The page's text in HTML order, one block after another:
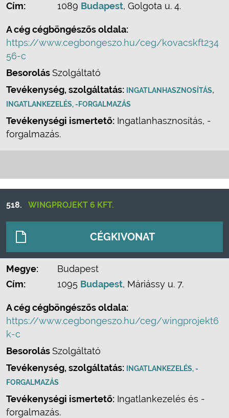
Cím:
1089 Budapest, Golgota u. 4.
A cég cégböngészős oldala:
https://www.cegbongeszo.hu/ceg/kovacskft234
56-c
BesorolásSzolgáltató
Tevékenység, szolgáltatás:
INGATLANHASZNOSÍTÁS,
INGATLANKEZELÉS, -FORGALMAZÁS
Tevékenységi ismertető: Ingatlanhasznosítás, -
forgalmazás.
518. WINGPROJEKT 6 KFT.
CÉGKIVONAT
Megye:
Budapest
Cím:
1095 Budapest, Máriássy u. 7.
A cég cégböngészős oldala:
https://www.cegbongeszo.hu/ceg/wingprojekt6
k-c
BesorolásSzolgáltató
Tevékenység, szolgáltatás:
INGATLANKEZELÉS, -
FORGALMAZÁS
Tevékenységi ismertető: Ingatlankezelés és -
forgalmazás.